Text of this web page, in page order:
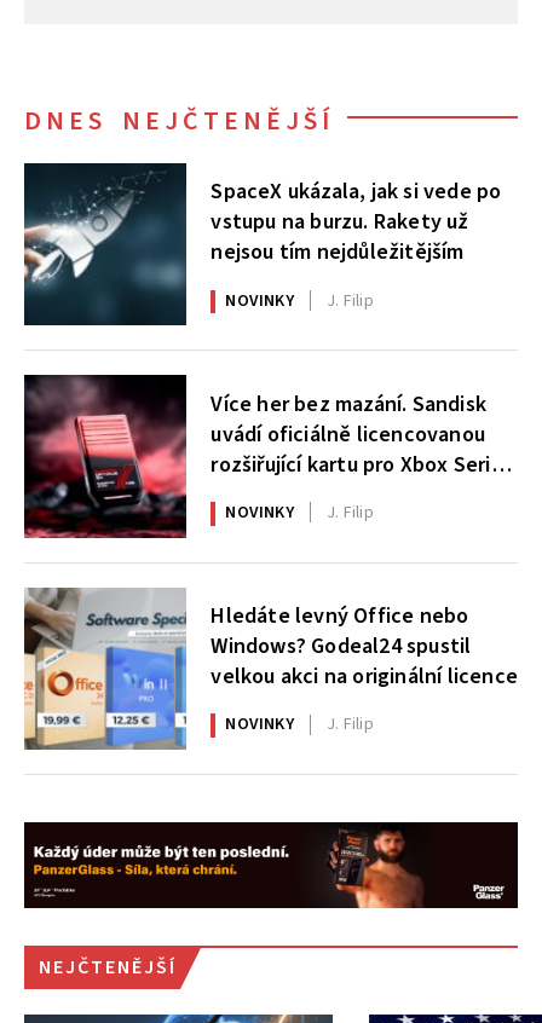
DNES NEJČTENĚJŠÍ
SpaceX ukázala, jak si vede po
vstupu na burzu. Rakety už
nejsou tím nejdůležitějším
NOVINKY J. Filip
Více her bez mazání. Sandisk
uvádí oficiálně licencovanou
rozšiřující kartu pro Xbox Series
X|S
NOVINKY J. Filip
Hledáte levný Office nebo
Windows? Godeal24 spustil
velkou akci na originální licence
NOVINKY J. Filip
NEJČTENĚJŠÍ